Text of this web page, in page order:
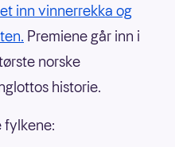
inn vinnerrekka og
Premiene går inn i
norske
historie.